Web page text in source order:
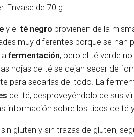
Envase de 70 g.
y el té negro provienen de la
muy diferentes porque se
fermentación, pero el té verde
hojas de té se dejan secar de
para secarlas del todo. La
del té, desproveyéndolo de sus
información sobre los tipos de té
gluten y sin trazas de gluten,